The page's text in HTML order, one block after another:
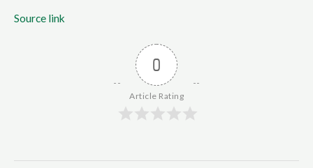
Source link
0
Article Rating